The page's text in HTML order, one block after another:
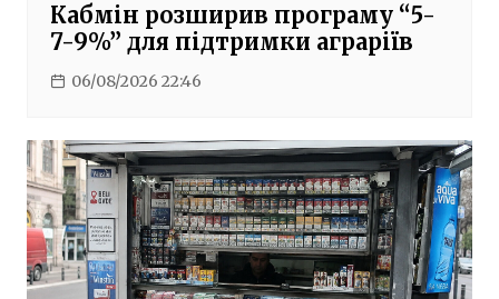
Кабмін розширив програму “5-
7-9%” для підтримки аграріїв
06/08/2026 22:46